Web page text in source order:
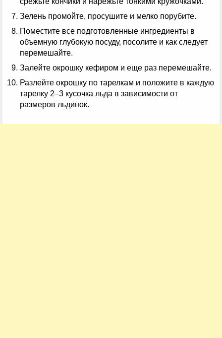
Зелень промойте, просушите и мелко порубите.
Поместите все подготовленные ингредиенты в
объемную глубокую посуду, посолите и как следует
перемешайте.
Залейте окрошку кефиром и еще раз перемешайте.
Разлейте окрошку по тарелкам и положите в каждую
тарелку 2–3 кусочка льда в зависимости от
размеров льдинок.